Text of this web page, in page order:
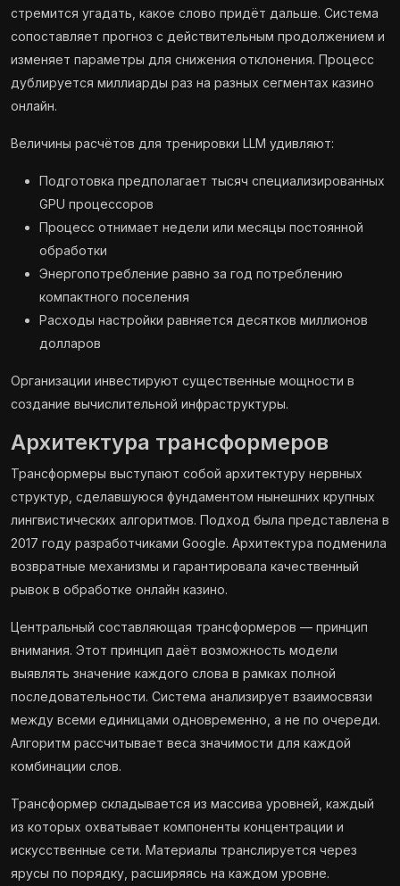
стремится угадать, какое слово придёт дальше. Система
сопоставляет прогноз с действительным продолжением и
изменяет параметры для снижения отклонения. Процесс
дублируется миллиарды раз на разных сегментах казино
онлайн.
Величины расчётов для тренировки LLM удивляют:
Подготовка предполагает тысяч специализированных
GPU процессоров
Процесс отнимает недели или месяцы постоянной
обработки
Энергопотребление равно за год потреблению
компактного поселения
Расходы настройки равняется десятков миллионов
долларов
Организации инвестируют существенные мощности в
создание вычислительной инфраструктуры.
Архитектура трансформеров
Трансформеры выступают собой архитектуру нервных
структур, сделавшуюся фундаментом нынешних крупных
лингвистических алгоритмов. Подход была представлена в
2017 году разработчиками Google. Архитектура подменила
возвратные механизмы и гарантировала качественный
рывок в обработке онлайн казино.
Центральный составляющая трансформеров — принцип
внимания. Этот принцип даёт возможность модели
выявлять значение каждого слова в рамках полной
последовательности. Система анализирует взаимосвязи
между всеми единицами одновременно, а не по очереди.
Алгоритм рассчитывает веса значимости для каждой
комбинации слов.
Трансформер складывается из массива уровней, каждый
из которых охватывает компоненты концентрации и
искусственные сети. Материалы транслируется через
ярусы по порядку, расширяясь на каждом уровне.